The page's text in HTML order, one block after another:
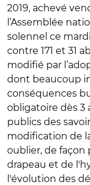
2019, achevé
l’Assemblée
solennel ce
contre 171 et 31
modifié par
dont beaucoup
conséquences
obligatoire dès 3
publics des
modification de
oublier, de
drapeau et de
l'évolution des